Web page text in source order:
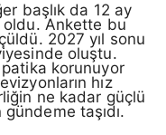
başlık da 12 ay
oldu. Ankette bu
2027 yıl sonu
oluştu.
patika korunuyor
hız
ne kadar güçlü
taşıdı.